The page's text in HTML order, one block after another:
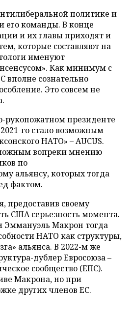
политике и
его команды. В конце
и их главы приходят и
которые составляют на
именуют
Как минимум с
вполне сознательно
Это совсем не
рукопожатном президенте
го стало возможным
НАТО» – AUCUS.
вопреки мнению
по
альянсу, которых тогда
фактом.
предоставив своему
США серьезность момента.
Макрон тогда
НАТО как структуры,
альянса. В 2022-м же
дублер Евросоюза –
сообщество (ЕПС).
Макрона, но при
других членов ЕС.